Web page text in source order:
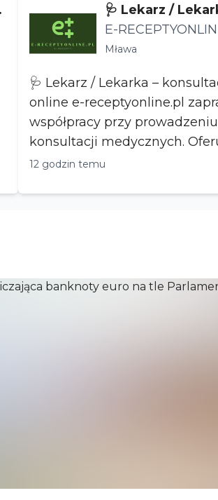
🩺 Lekarz /
e medyczne
E-
RANICZONĄ
Mława
🩺 Lekarz / Lekarka –
online e-receptyonline.pl zaprasza lekarzy do
współpracy przy
konsultacji medycznych. Oferujemy: ✅ pracę
w p...
12 godzin temu